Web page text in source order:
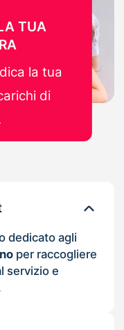
dedicato agli
per raccogliere
servizio e
TUA
la tua
di